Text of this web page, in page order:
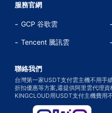
服務官網
GCP 谷歌雲
Tencent 騰訊雲
聯絡我們
台灣第一家USDT支付雲主機不用手
折扣優惠等方案,還提供阿里雲代理
KINGCLOUD用USDT支付主機費用